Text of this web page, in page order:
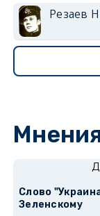
Резаев
Слово
Зеленскому